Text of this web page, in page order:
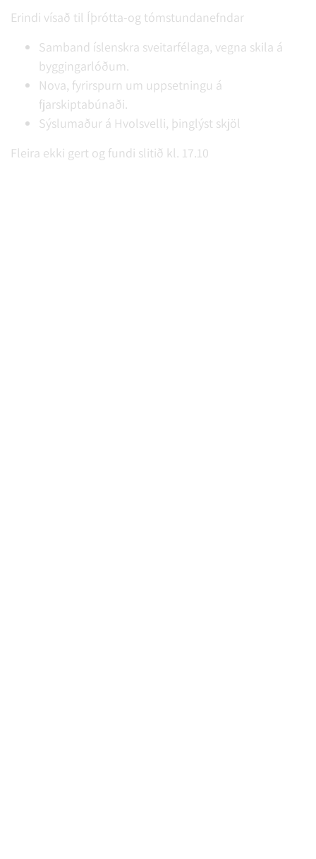
Erindi vísað til Íþrótta-og tómstundanefndar
Samband íslenskra sveitarfélaga, vegna skila á
byggingarlóðum.
Nova, fyrirspurn um uppsetningu á
fjarskiptabúnaði.
Sýslumaður á Hvolsvelli, þinglýst skjöl
Fleira ekki gert og fundi slitið kl. 17.10